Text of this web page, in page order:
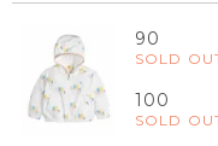
90
SOLD
100
SOLD